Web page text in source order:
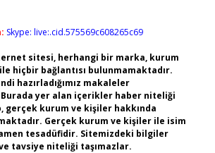
Skype: live:.cid.575569c608265c69
sitesi, herhangi bir marka, kurum
hiçbir bağlantısı bulunmamaktadır.
hazırladığımız makaleler
Burada yer alan içerikler haber niteliği
gerçek kurum ve kişiler hakkında
Gerçek kurum ve kişiler ile isim
tesadüfidir. Sitemizdeki bilgiler
tavsiye niteliği taşımazlar.